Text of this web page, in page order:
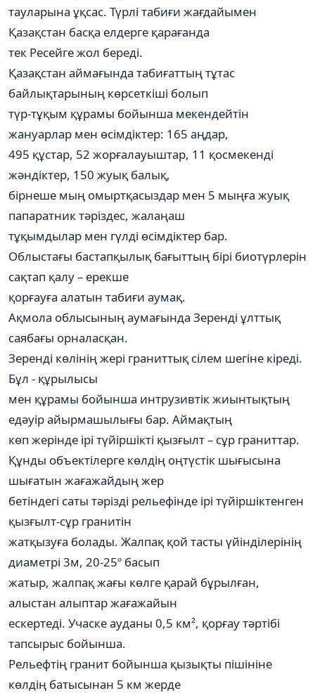
тауларына ұқсас. Түрлі табиғи жағдайымен
Қазақстан басқа елдерге қарағанда
тек Ресейге жол береді.
Қазақстан аймағында табиғаттың тұтас
байлықтарының көрсеткіші болып
түр-тұқым құрамы бойынша мекендейтін
жануарлар мен өсімдіктер: 165 аңдар,
495 құстар, 52 жорғалауыштар, 11 қосмекенді
жәндіктер, 150 жуық балық,
бірнеше мың омыртқасыздар мен 5 мыңға жуық
папаратник тәріздес, жалаңаш
тұқымдылар мен гүлді өсімдіктер бар.
Облыстағы бастапқылық бағыттың бірі биотүрлерін
сақтап қалу – ерекше
қорғауға алатын табиғи аумақ.
Ақмола облысының аумағында Зеренді ұлттық
саябағы орналасқан.
Зеренді көлінің жері граниттық сілем шегіне кіреді.
Бұл - құрылысы
мен құрамы бойынша интрузивтік жиынтықтың
едәуір айырмашылығы бар. Аймақтың
көп жерінде ірі түйіршікті қызғылт – сұр граниттар.
Құнды объектілерге көлдің оңтүстік шығысына
шығатын жағажайдың жер
бетіндегі саты тәрізді рельефінде ірі түйіршіктенген
қызғылт-сұр гранитін
жатқызуға болады. Жалпақ қой тасты үйінділерінің
диаметрі 3м, 20-25º басып
жатыр, жалпақ жағы көлге қарай бұрылған,
алыстан алыптар жағажайын
ескертеді. Учаске ауданы 0,5 км², қорғау тәртібі
тапсырыс бойынша.
Рельефтің гранит бойынша қызықты пішініне
көлдің батысынан 5 км жерде